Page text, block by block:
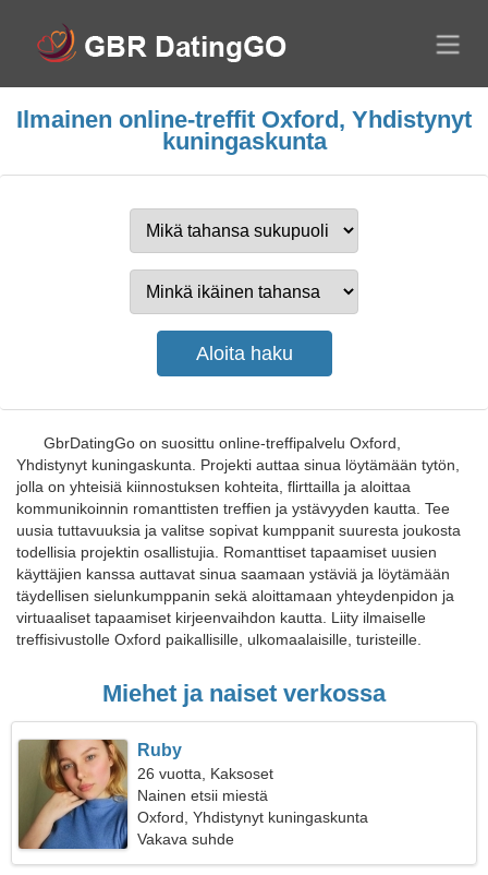
Ilmainen online-treffit Oxford, Yhdistynyt
kuningaskunta
GbrDatingGo on suosittu online-treffipalvelu Oxford,
Yhdistynyt kuningaskunta. Projekti auttaa sinua löytämään tytön,
jolla on yhteisiä kiinnostuksen kohteita, flirttailla ja aloittaa
kommunikoinnin romanttisten treffien ja ystävyyden kautta. Tee
uusia tuttavuuksia ja valitse sopivat kumppanit suuresta joukosta
todellisia projektin osallistujia. Romanttiset tapaamiset uusien
käyttäjien kanssa auttavat sinua saamaan ystäviä ja löytämään
täydellisen sielunkumppanin sekä aloittamaan yhteydenpidon ja
virtuaaliset tapaamiset kirjeenvaihdon kautta. Liity ilmaiselle
treffisivustolle Oxford paikallisille, ulkomaalaisille, turisteille.
Miehet ja naiset verkossa
Ruby
26 vuotta, Kaksoset
Nainen etsii miestä
Oxford, Yhdistynyt kuningaskunta
Vakava suhde